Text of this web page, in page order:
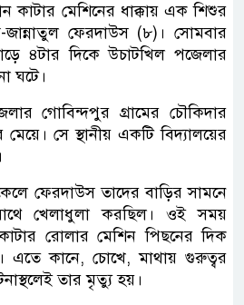
কাটার মেশিনের ধাক্কায় এক শিশুর
জান্নাতুল ফেরদাউস (৮)। সোমবার
৪টার দিকে উচাটখিল পজেলার
ঘটে।
গোবিন্দপুর গ্রামের চৌকিদার
সে স্থানীয় একটি বিদ্যালয়ের
ফেরদাউস তাদের বাড়ির সামনে
খেলাধুলা করছিল। ওই সময়
রোলার মেশিন পিছনের দিক
এতে কানে, চোখে, মাথায় গুরুত্বর
তার মৃত্যু হয়।